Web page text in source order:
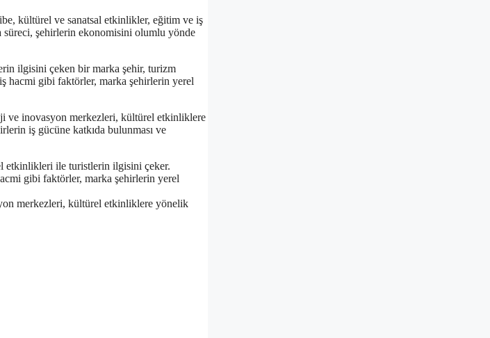
kültürel ve sanatsal etkinlikler, eğitim ve iş
süreci, şehirlerin ekonomisini olumlu yönde
ilgisini çeken bir marka şehir, turizm
hacmi gibi faktörler, marka şehirlerin yerel
ve inovasyon merkezleri, kültürel etkinliklere
iş gücüne katkıda bulunması ve
etkinlikleri ile turistlerin ilgisini çeker.
gibi faktörler, marka şehirlerin yerel
merkezleri, kültürel etkinliklere yönelik